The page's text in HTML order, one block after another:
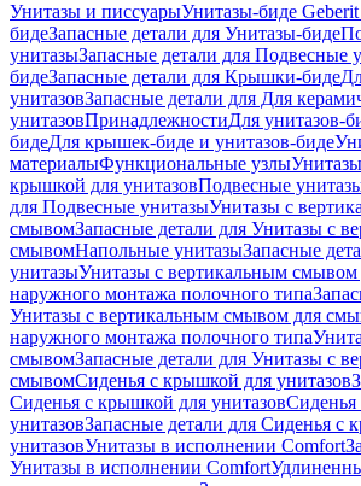
Унитазы и писсуарыУнитазы-биде
бидеЗапасные детали для Унитазы-биде
унитазыЗапасные детали для Подвесные
бидеЗапасные детали для Крышки-биде
унитазовЗапасные детали для Для
унитазовПринадлежностиДля унитазов-
бидеДля крышек-биде и унитазов-биде
материалыФункциональные узлы
крышкой для унитазовПодвесные
для Подвесные унитазыУнитазы с
смывомЗапасные детали для Унитазы с
смывомНапольные унитазыЗапасные
унитазыУнитазы с вертикальным смывом
наружного монтажа полочного типа
Унитазы с вертикальным смывом для
наружного монтажа полочного типа
смывомЗапасные детали для Унитазы с
смывомСиденья с крышкой для унитазов
Сиденья с крышкой для унитазов
унитазовЗапасные детали для Сиденья с
унитазовУнитазы в исполнении Comfort
Унитазы в исполнении Comfort